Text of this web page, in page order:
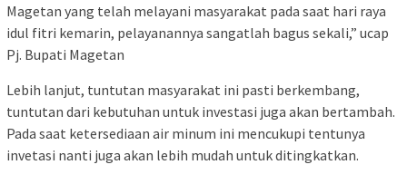
Magetan yang telah melayani masyarakat pada saat hari raya
idul fitri kemarin, pelayanannya sangatlah bagus sekali,” ucap
Pj. Bupati Magetan
Lebih lanjut, tuntutan masyarakat ini pasti berkembang,
tuntutan dari kebutuhan untuk investasi juga akan bertambah.
Pada saat ketersediaan air minum ini mencukupi tentunya
invetasi nanti juga akan lebih mudah untuk ditingkatkan.